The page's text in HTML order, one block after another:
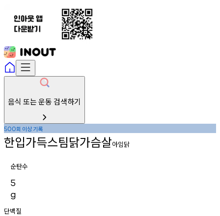
음식 또는 운동 검색하기
500회 이상기록
한입가득스팀닭가슴살아임닭
순탄수
5
g
단백질